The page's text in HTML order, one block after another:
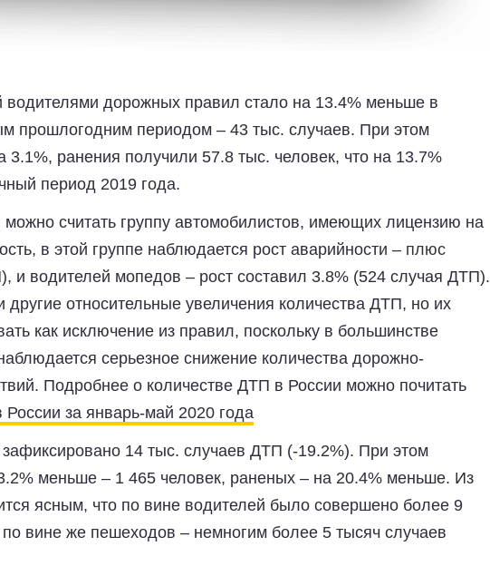
водителями дорожных правил стало на 13.4% меньше в
прошлогодним периодом – 43 тыс. случаев. При этом
3.1%, ранения получили 57.8 тыс. человек, что на 13.7%
период 2019 года.
считать группу автомобилистов, имеющих лицензию на
в этой группе наблюдается рост аварийности – плюс
и водителей мопедов – рост составил 3.8% (524 случая ДТП).
другие относительные увеличения количества ДТП, но их
как исключение из правил, поскольку в большинстве
серьезное снижение количества дорожно-
Подробнее о количестве ДТП в России можно почитать
России за январь-май 2020 года
14 тыс. случаев ДТП (-19.2%). При этом
меньше – 1 465 человек, раненых – на 20.4% меньше. Из
ясным, что по вине водителей было совершено более 9
вине же пешеходов – немногим более 5 тысяч случаев